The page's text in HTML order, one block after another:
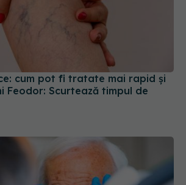
Feodor: Scurtează timpul de